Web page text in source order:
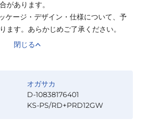
があります。
ケージ・デザイン・仕様について、予
ます。あらかじめご了承ください。
閉じる
オガサカ
D-10838176401
KS-PS/RD+PRD12GW